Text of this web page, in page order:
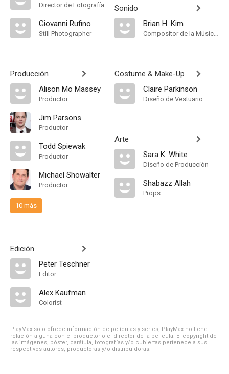
Director de Fotografía
Giovanni Rufino
Still Photographer
Producción
Alison Mo Massey
Productor
Jim Parsons
Productor
Todd Spiewak
Productor
Michael Showalter
Productor
10 más
Edición
Peter Teschner
Editor
Alex Kaufman
Colorist
Sonido
Brian H. Kim
Compositor de la Música Original
Costume & Make-Up
Claire Parkinson
Diseño de Vestuario
Arte
Sara K. White
Diseño de Producción
Shabazz Allah
Props
PlayMax solo ofrece información de películas y series, PlayMax no tiene
relación alguna con el productor o el director de la película. El copyright de
las imágenes, póster, carátula, fotografías y/o cubiertas pertenece a sus
respectivos autores, productoras y/o distribuidoras.